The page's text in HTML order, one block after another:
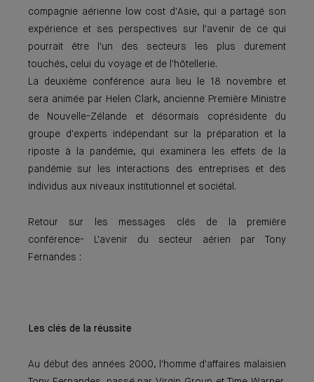
compagnie aérienne low cost d'Asie, qui a partagé son
expérience et ses perspectives sur l'avenir de ce qui
pourrait être l'un des secteurs les plus durement
touchés, celui du voyage et de l'hôtellerie.
La deuxième conférence aura lieu le 18 novembre et
sera animée par Helen Clark, ancienne Première Ministre
de Nouvelle-Zélande et désormais coprésidente du
groupe d'experts indépendant sur la préparation et la
riposte à la pandémie, qui examinera les effets de la
pandémie sur les interactions des entreprises et des
individus aux niveaux institutionnel et sociétal.
Retour sur les messages clés de la première
conférence- L'avenir du secteur aérien par Tony
Fernandes :
Les clés de la réussite
Au début des années 2000, l'homme d'affaires malaisien